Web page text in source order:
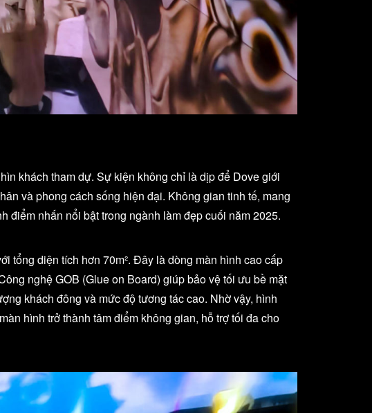
khách tham dự. Sự kiện không chỉ là dịp để Dove giới
và phong cách sống hiện đại. Không gian tinh tế, mang
điểm nhấn nổi bật trong ngành làm đẹp cuối năm 2025.
tổng diện tích hơn 70m². Đây là dòng màn hình cao cấp
nghệ GOB (Glue on Board) giúp bảo vệ tối ưu bề mặt
khách đông và mức độ tương tác cao. Nhờ vậy, hình
hình trở thành tâm điểm không gian, hỗ trợ tối đa cho